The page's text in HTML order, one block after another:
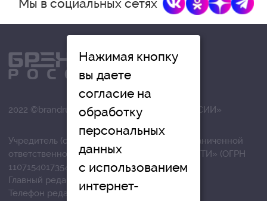
Мы в социальных сетях
2022 ©brandrussia.online | СИ «БРЕНДЫ РОССИИ»
Учредитель (соучредители): Общество с ограниченной
ответственностью «РЕГИОНАЛЬНЫЕ НОВОСТИ» (ОГРН
1107154017354)
Главный редактор: Вострикова О.Г.
Телефон редакции: +7 (4872) 710-803
Нажимая кнопку
вы даете
согласие на
обработку
персональных
данных
с использованием
интернет-